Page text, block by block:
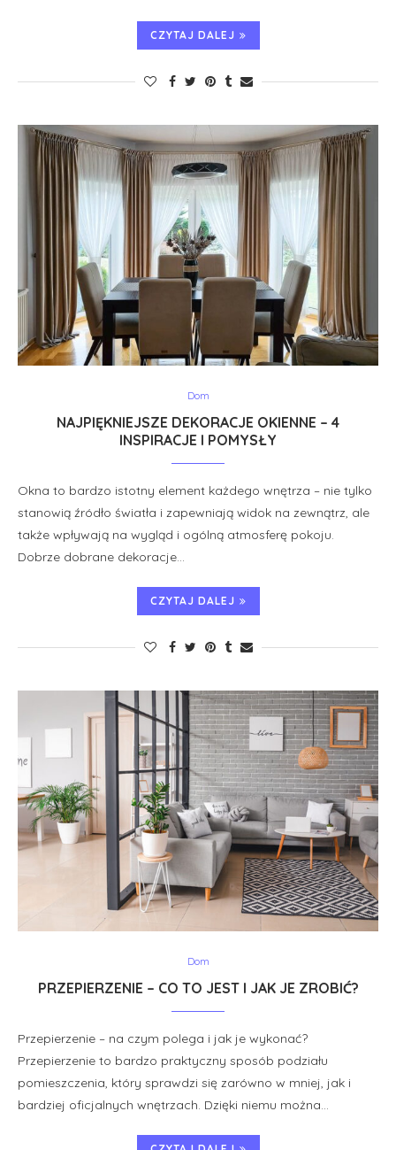
CZYTAJ DALEJ
Dom
NAJPIĘKNIEJSZE DEKORACJE OKIENNE – 4
INSPIRACJE I POMYSŁY
Okna to bardzo istotny element każdego wnętrza – nie tylko
stanowią źródło światła i zapewniają widok na zewnątrz, ale
także wpływają na wygląd i ogólną atmosferę pokoju.
Dobrze dobrane dekoracje…
CZYTAJ DALEJ
Dom
PRZEPIERZENIE – CO TO JEST I JAK JE ZROBIĆ?
Przepierzenie – na czym polega i jak je wykonać?
Przepierzenie to bardzo praktyczny sposób podziału
pomieszczenia, który sprawdzi się zarówno w mniej, jak i
bardziej oficjalnych wnętrzach. Dzięki niemu można…